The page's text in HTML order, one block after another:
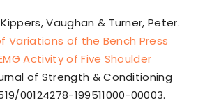
Vaughan & Turner, Peter.
Variations of the Bench Press
Activity of Five Shoulder
of Strength & Conditioning
00124278-199511000-00003.